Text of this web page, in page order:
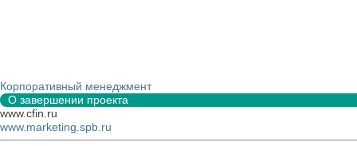
Корпоративный менеджмент
О завершении проекта
www.cfin.ru
www.marketing.spb.ru